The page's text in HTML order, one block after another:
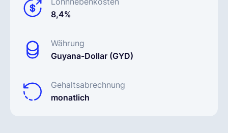
8,4%
Währung
Guyana-Dollar (GYD)
Gehaltsabrechnung
monatlich